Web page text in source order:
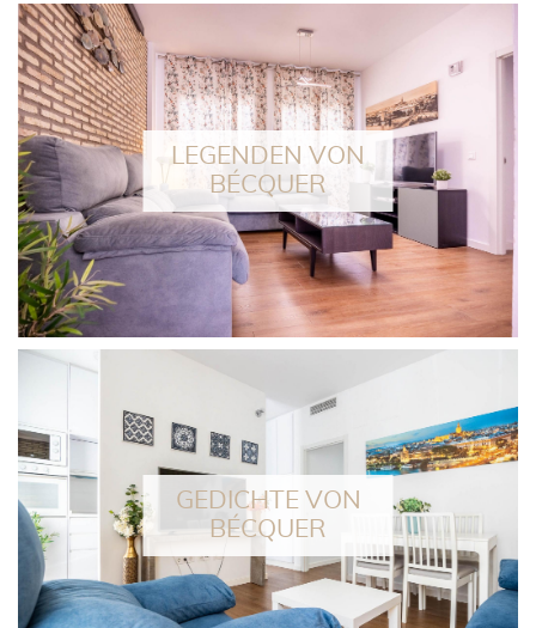
LEGENDEN VON
BÉCQUER
GEDICHTE VON
BÉCQUER